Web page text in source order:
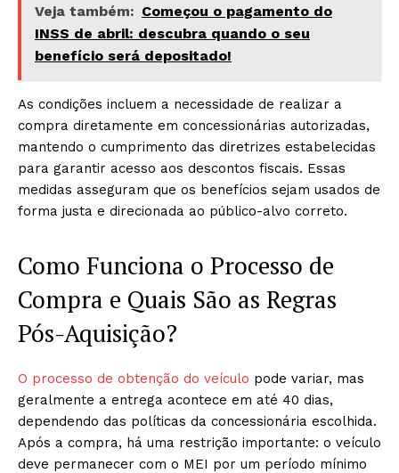
Veja também: Começou o pagamento do
INSS de abril: descubra quando o seu
benefício será depositado!
As condições incluem a necessidade de realizar a
compra diretamente em concessionárias autorizadas,
mantendo o cumprimento das diretrizes estabelecidas
para garantir acesso aos descontos fiscais. Essas
medidas asseguram que os benefícios sejam usados de
forma justa e direcionada ao público-alvo correto.
Como Funciona o Processo de
Compra e Quais São as Regras
Pós-Aquisição?
O processo de obtenção do veículo pode variar, mas
geralmente a entrega acontece em até 40 dias,
dependendo das políticas da concessionária escolhida.
Após a compra, há uma restrição importante: o veículo
deve permanecer com o MEI por um período mínimo